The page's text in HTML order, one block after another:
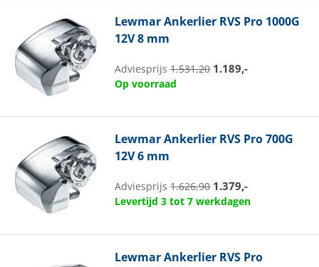
LewmarAnkerlier RVS Pro 1000G
12V 8 mm
Adviesprijs1.531,20 1.189,-
Op voorraad
LewmarAnkerlier RVS Pro 700G
12V 6 mm
Adviesprijs1.626,90 1.379,-
Levertijd 3 tot 7 werkdagen
LewmarAnkerlier RVS Pro